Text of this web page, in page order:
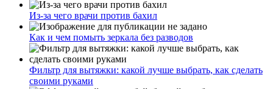
Из-за чего врачи против бахил
Как и чем помыть зеркала без разводов
Фильтр для вытяжки: какой лучше выбрать, как сделать
своими руками